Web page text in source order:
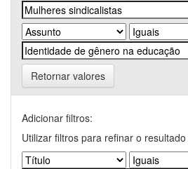
Retornar valores
Adicionar filtros:
Utilizar filtros para refinar o